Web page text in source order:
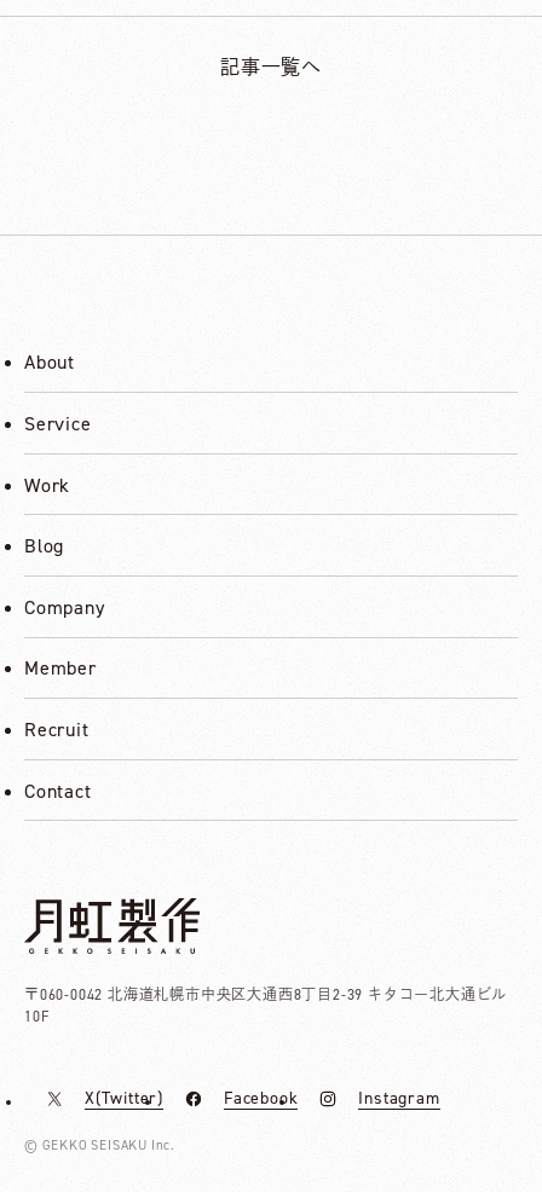
記事一覧へ
About
Service
Work
Blog
Company
Member
Recruit
Contact
〒060-0042 北海道札幌市中央区大通西8丁目2-39 キタコー北大通ビル
10F
X(Twitter) Facebook Instagram
© GEKKO SEISAKU Inc.